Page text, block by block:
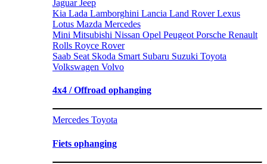
Jaguar Jeep
Kia Lada Lamborghini Lancia Land Rover Lexus
Lotus Mazda Mercedes
Mini Mitsubishi Nissan Opel Peugeot Porsche Renault
Rolls Royce Rover
Saab Seat Skoda Smart Subaru Suzuki Toyota
Volkswagen Volvo
4x4 / Offroad ophanging
Mercedes Toyota
Fiets ophanging